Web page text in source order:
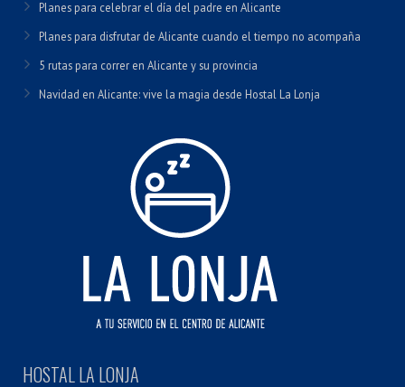
Planes para celebrar el día del padre en Alicante
Planes para disfrutar de Alicante cuando el tiempo no acompaña
5 rutas para correr en Alicante y su provincia
Navidad en Alicante: vive la magia desde Hostal La Lonja
HOSTAL LA LONJA